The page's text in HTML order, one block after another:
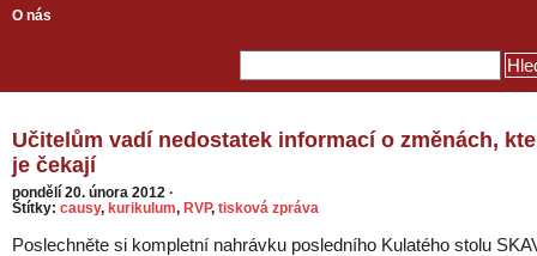
O nás
Učitelům vadí nedostatek informací o změnách,
je čekají
pondělí 20. února 2012 ·
Štítky: causy, kurikulum, RVP, tisková zpráva
Poslechněte si kompletní nahrávku posledního Kulatého stolu